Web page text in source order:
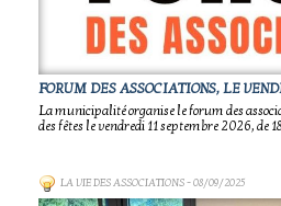
FORUM DES ASSOCIATIONS, LE
La municipalité organise le forum des
des fêtes le vendredi 11 septembre 2026, de
LA VIE DES ASSOCIATIONS- 08/09/2025